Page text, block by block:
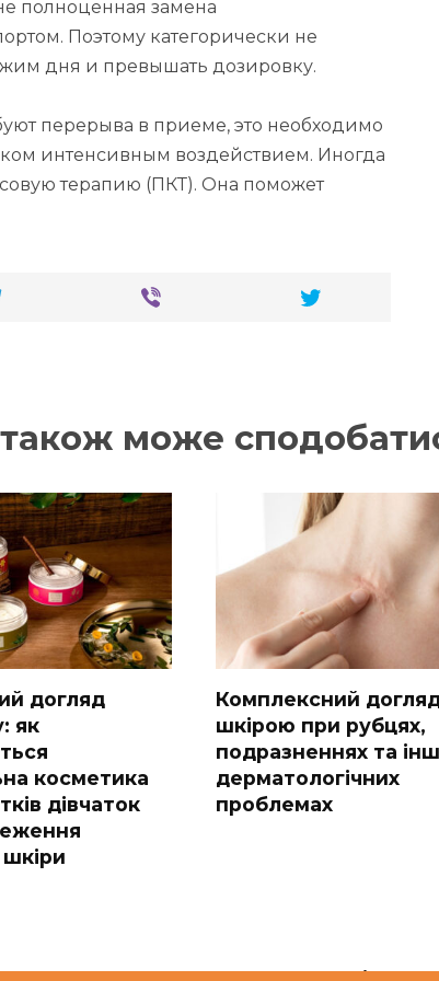
полноценная замена
Поэтому категорически не
дня и превышать дозировку.
перерыва в приеме, это необходимо
интенсивным воздействием. Иногда
терапию (ПКТ). Она поможет
може
догляд
як
косметика
дівчаток
Комплексний
шкірою при рубцях,
подразненнях та
дерматологічних
проблемах